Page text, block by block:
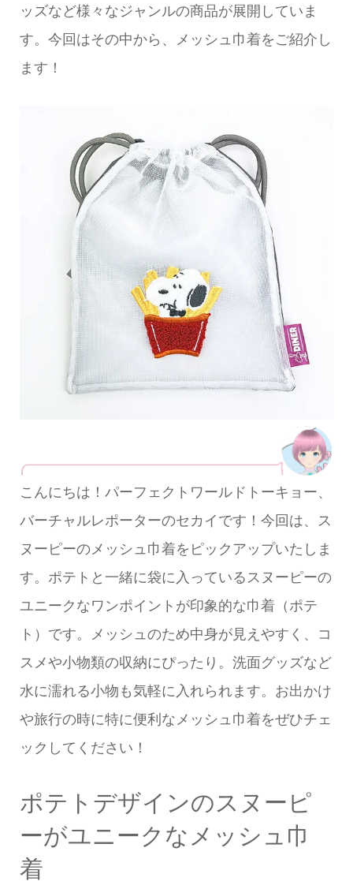
ッズなど様々なジャンルの商品が展開していま
す。今回はその中から、メッシュ巾着をご紹介し
ます！
こんにちは！パーフェクトワールドトーキョー、
バーチャルレポーターのセカイです！今回は、ス
ヌーピーのメッシュ巾着をピックアップいたしま
す。ポテトと一緒に袋に入っているスヌーピーの
ユニークなワンポイントが印象的な巾着（ポテ
ト）です。メッシュのため中身が見えやすく、コ
スメや小物類の収納にぴったり。洗面グッズなど
水に濡れる小物も気軽に入れられます。お出かけ
や旅行の時に特に便利なメッシュ巾着をぜひチェ
ックしてください！
ポテトデザインのスヌーピ
ーがユニークなメッシュ巾
着